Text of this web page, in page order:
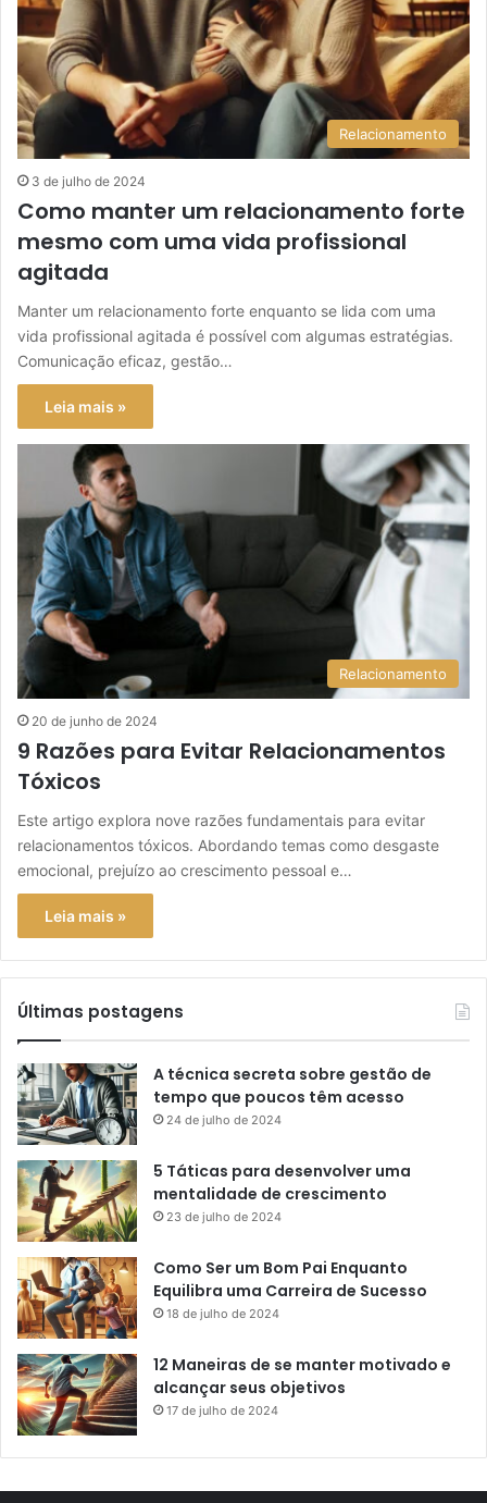
Relacionamento
3 de julho de 2024
Como manter um relacionamento forte
mesmo com uma vida profissional
agitada
Manter um relacionamento forte enquanto se lida com uma
vida profissional agitada é possível com algumas estratégias.
Comunicação eficaz, gestão…
Leia mais »
Relacionamento
20 de junho de 2024
9 Razões para Evitar Relacionamentos
Tóxicos
Este artigo explora nove razões fundamentais para evitar
relacionamentos tóxicos. Abordando temas como desgaste
emocional, prejuízo ao crescimento pessoal e…
Leia mais »
Últimas postagens
A técnica secreta sobre gestão de
tempo que poucos têm acesso
24 de julho de 2024
5 Táticas para desenvolver uma
mentalidade de crescimento
23 de julho de 2024
Como Ser um Bom Pai Enquanto
Equilibra uma Carreira de Sucesso
18 de julho de 2024
12 Maneiras de se manter motivado e
alcançar seus objetivos
17 de julho de 2024